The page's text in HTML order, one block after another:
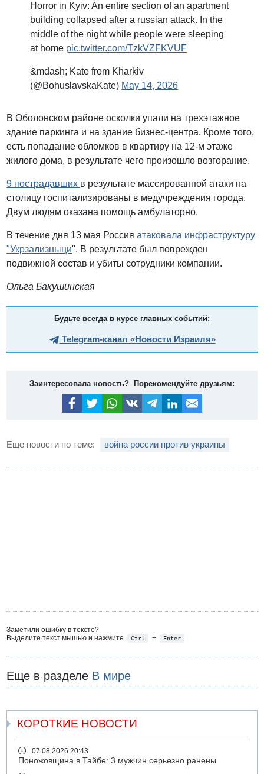
Horror in Kyiv: An entire section of an apartment
building collapsed after a russian attack. In the
middle of the night while people were sleeping
at home pic.twitter.com/TzkVZFKVUF
&mdash; Kate from Kharkiv
(@BohuslavskaKate) May 14, 2026
В Оболонском районе осколки упали на трехэтажное
здание паркинга и на здание бизнес-центра. Кроме того,
есть попадание обломков в квартиру на 12-м этаже
жилого дома, в результате чего произошло возгорание.
9 пострадавших в результате массированной атаки на
столицу госпитализированы в медучреждения города.
Двум людям оказана помощь амбулаторно.
В течение дня 13 мая Россияатаковала инфраструктуру
"Укрзализныци". В результате был поврежден
подвижной состав и убиты сотрудники компании.
Ольга Бакушинская
Будьте всегда в курсе главных событий:
Telegram-канал «Новости Израиля»
Заинтересовала новость? Порекомендуйте друзьям:
Еще новости по теме: война россии против украины
Заметили ошибку в тексте?
Выделите текст мышью и нажмите
Ctrl + Enter
Еще в разделе В мире
КОРОТКИЕ НОВОСТИ
07.08.2026 20:43
Поножовщина в Тайбе: 3 мужчин серьезно ранены